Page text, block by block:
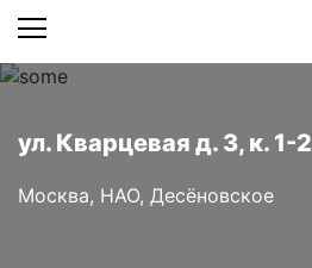
ул. Кварцевая д. 3, к. 1-2
Москва, НАО, Десёновское